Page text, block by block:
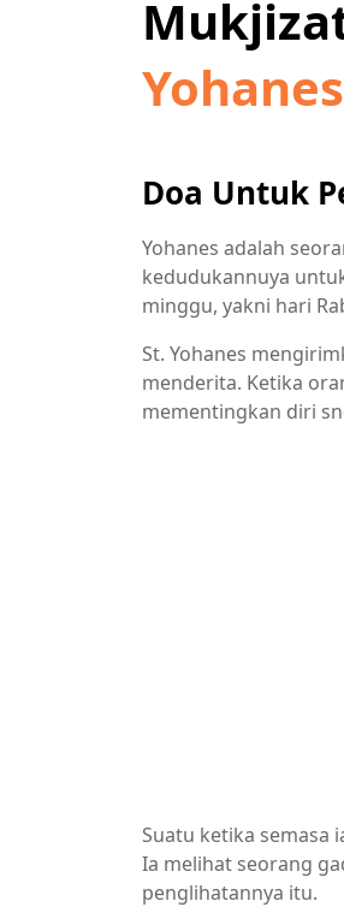
Doa Untuk
Yohanes adalah
kedudukannuya
minggu, yakni hari
St. Yohanes
menderita. Ketika
mementingkan diri
Suatu ketika semasa
Ia melihat seorang
penglihatannya itu.